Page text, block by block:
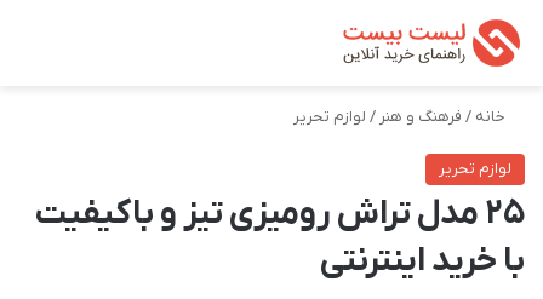
خانه / فرهنگ و هنر / لوازم تحریر
لوازم تحریر
25 مدل تراش رومیزی تیز و باکیفیت
با خرید اینترنتی